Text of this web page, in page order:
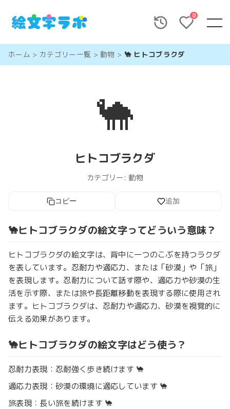
0
ホーム > カテゴリー一覧 >動物 > 🐪 ヒトコブラクダ
🐪
ヒトコブラクダ
カテゴリー: 動物
コピー 追加
🐪ヒトコブラクダの絵文字ってどういう意味？
ヒトコブラクダの絵文字は、背中に一つのこぶを持つラクダ
を表しています。忍耐力や適応力、または「砂漠」や「旅」
を表現します。忍耐力について話す際や、適応力や砂漠の生
活を示す際、または旅や長距離移動を表現する際に使用され
ます。ヒトコブラクダは、忍耐力や適応力、砂漠を視覚的に
伝える効果があります。
🐪ヒトコブラクダの絵文字はどう使う？
忍耐力表現：忍耐強く歩き続けます 🐪
適応力表現：砂漠の環境に適応しています 🐪
旅表現：長い旅を続けます 🐪